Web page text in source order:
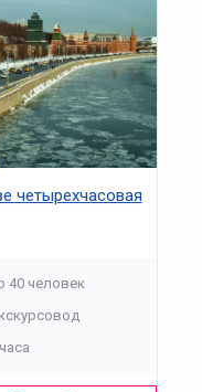
четырехчасовая
40 человек